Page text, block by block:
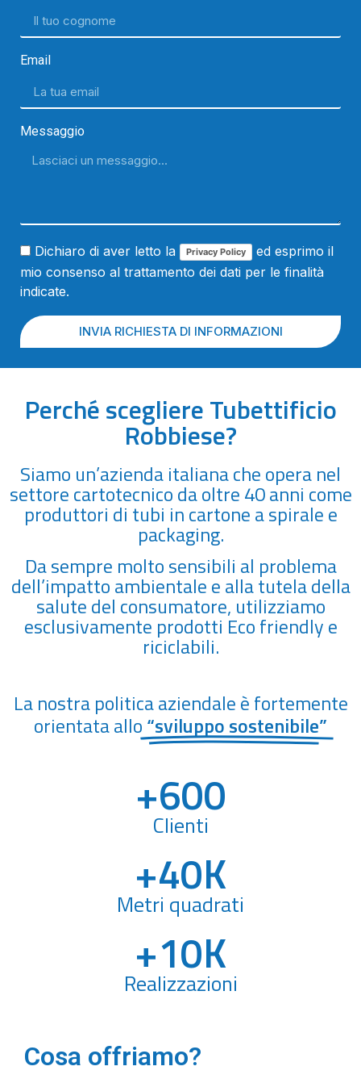
Email
Messaggio
Dichiaro di aver letto la Privacy Policy
ed esprimo il
mio consenso al trattamento dei dati per le finalità
indicate.
INVIA RICHIESTA DI INFORMAZIONI
Perché scegliere Tubettificio
Robbiese?
Siamo un’azienda italiana che opera nel
settore cartotecnico da oltre 40 anni come
produttori di tubi in cartone a spirale e
packaging.
Da sempre molto sensibili al problema
dell’impatto ambientale e alla tutela della
salute del consumatore, utilizziamo
esclusivamente prodotti Eco friendly e
riciclabili.
La nostra politica aziendale è fortemente
orientata allo“sviluppo sostenibile”
+600
Clienti
+40K
Metri quadrati
+10K
Realizzazioni
Cosa offriamo?